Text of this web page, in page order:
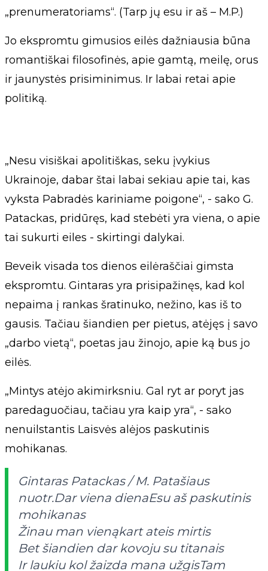
„prenumeratoriams“. (Tarp jų esu ir aš – M.P.)
Jo ekspromtu gimusios eilės dažniausia būna
romantiškai filosofinės, apie gamtą, meilę, orus
ir jaunystės prisiminimus. Ir labai retai apie
politiką.
„Nesu visiškai apolitiškas, seku įvykius
Ukrainoje, dabar štai labai sekiau apie tai, kas
vyksta Pabradės kariniame poigone“, - sako G.
Patackas, pridūręs, kad stebėti yra viena, o apie
tai sukurti eiles - skirtingi dalykai.
Beveik visada tos dienos eilėraščiai gimsta
ekspromtu. Gintaras yra prisipažinęs, kad kol
nepaima į rankas šratinuko, nežino, kas iš to
gausis. Tačiau šiandien per pietus, atėjęs į savo
„darbo vietą“, poetas jau žinojo, apie ką bus jo
eilės.
„Mintys atėjo akimirksniu. Gal ryt ar poryt jas
paredaguočiau, tačiau yra kaip yra“, - sako
nenuilstantis Laisvės alėjos paskutinis
mohikanas.
Gintaras Patackas / M. Patašiaus
nuotr.Dar viena dienaEsu aš paskutinis
mohikanas
Žinau man vienąkart ateis mirtis
Bet šiandien dar kovoju su titanais
Ir laukiu kol žaizda mana užgisTam